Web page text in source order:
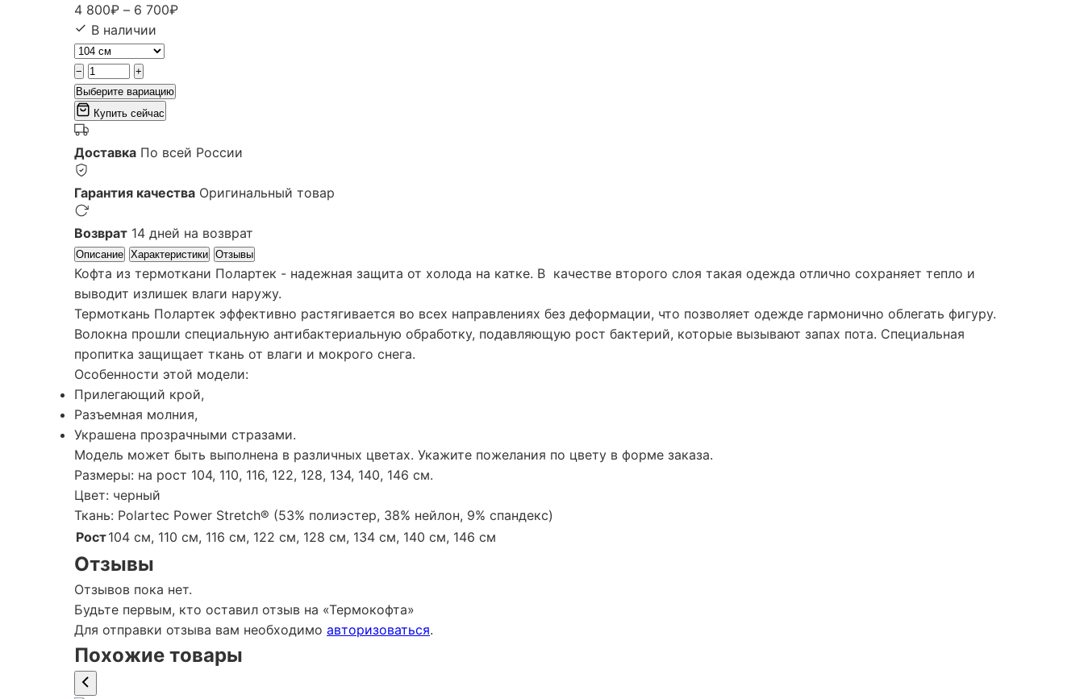
4 800₽ – 6 700₽Диапазон
В наличии
−
+
Выберите вариацию
Купить сейчас
Доставка По всей России
Гарантия качества Оригинальный товар
Возврат 14 дней на возврат
Описание Характеристики Отзывы
Кофта из термоткани Полартек - надежная защита от холода на катке. В качестве второго слоя такая одежда отлично сохраняет тепло и
выводит излишек влаги наружу.
Термоткань Полартек эффективно растягивается во всех направлениях без деформации, что позволяет одежде гармонично облегать фигуру.
Волокна прошли специальную антибактериальную обработку, подавляющую рост бактерий, которые вызывают запах пота. Специальная
пропитка защищает ткань от влаги и мокрого снега.
Особенности этой модели:
Прилегающий крой,
Разъемная молния,
Украшена прозрачными стразами.
Модель может быть выполнена в различных цветах. Укажите пожелания по цвету в форме заказа.
Размеры: на рост 104, 110, 116, 122, 128, 134, 140, 146 см.
Цвет: черный
Ткань: Polartec Power Stretch® (53% полиэстер, 38% нейлон, 9% спандекс)
Рост104 см, 110 см, 116 см, 122 см, 128 см, 134 см, 140 см, 146 см
Отзывы
Отзывов пока нет.
Будьте первым, кто оставил отзыв на «Термокофта»
Для отправки отзыва вам необходимо авторизоваться.
Похожие товары